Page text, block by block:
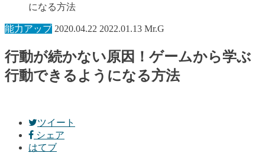
になる方法
能力アップ 2020.04.22 2022.01.13 Mr.G
行動が続かない原因！ゲームから学ぶ
行動できるようになる方法
ツイート
シェア
はてブ